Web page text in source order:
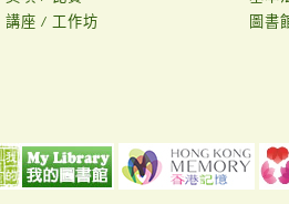
講座 / 工作坊
圖書